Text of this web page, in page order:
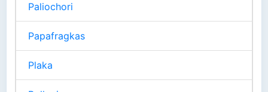
Paliochori
Papafragkas
Plaka